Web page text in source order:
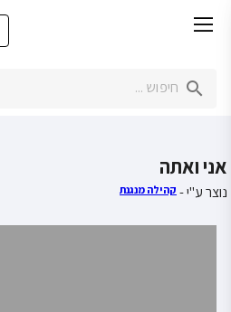
אני ואתה
נוצר ע"י - קהילה מנגנת